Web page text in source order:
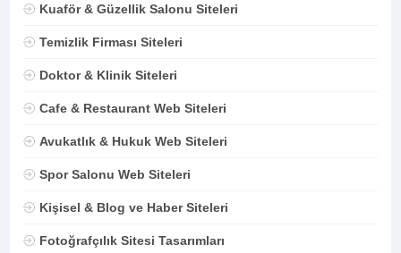
Kuaför & Güzellik Salonu Siteleri
Temizlik Firması Siteleri
Doktor & Klinik Siteleri
Cafe & Restaurant Web Siteleri
Avukatlık & Hukuk Web Siteleri
Spor Salonu Web Siteleri
Kişisel & Blog ve Haber Siteleri
Fotoğrafçılık Sitesi Tasarımları